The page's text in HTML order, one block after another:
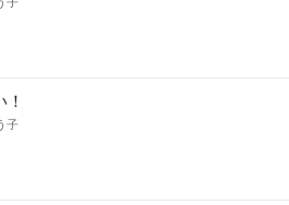
子